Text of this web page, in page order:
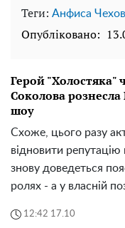
Теги: Анфиса
Опубліковано:
Герой "Холостяка"
Соколова
шоу
Схоже, цього разу
відновити
знову доведеться
ролях - а у власній
12:42 17.10